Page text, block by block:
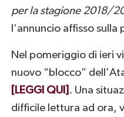
per la stagione 2018/
l’annuncio affisso sulla
Nel pomeriggio di ieri
nuovo “blocco”
[LEGGI QUI] . Una
difficile lettura ad ora,